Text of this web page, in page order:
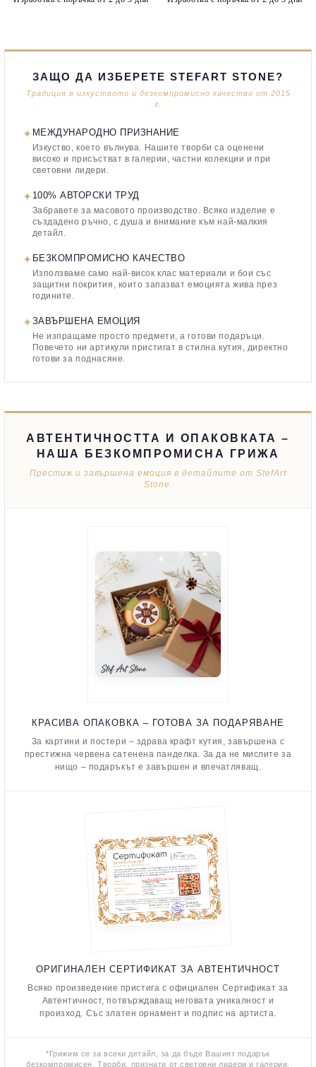
ЗАЩО ДА ИЗБЕРЕТЕ STEFART STONE?
Традиция в изкуството и безкомпромисно качество от 2015
г.
✦ МЕЖДУНАРОДНО ПРИЗНАНИЕ
Изкуство, което вълнува. Нашите творби са оценени
високо и присъстват в галерии, частни колекции и при
световни лидери.
✦ 100% АВТОРСКИ ТРУД
Забравете за масовото производство. Всяко изделие е
създадено ръчно, с душа и внимание към най-малкия
детайл.
✦ БЕЗКОМПРОМИСНО КАЧЕСТВО
Използваме само най-висок клас материали и бои със
защитни покрития, които запазват емоцията жива през
годините.
✦ЗАВЪРШЕНА ЕМОЦИЯ
Не изпращаме просто предмети, а готови подаръци.
Повечето ни артикули пристигат в стилна кутия, директно
готови за поднасяне.
АВТЕНТИЧНОСТТА И ОПАКОВКАТА –
НАША БЕЗКОМПРОМИСНА ГРИЖА
Престиж и завършена емоция в детайлите от StefArt
Stone.
КРАСИВА ОПАКОВКА – ГОТОВА ЗА ПОДАРЯВАНЕ
За картини и постери – здрава крафт кутия, завършена с
престижна червена сатенена панделка. За да не мислите за
нищо – подаръкът е завършен и впечатляващ.
ОРИГИНАЛЕН СЕРТИФИКАТ ЗА АВТЕНТИЧНОСТ
Всяко произведение пристига с официален Сертификат за
Автентичност, потвърждаващ неговата уникалност и
произход. Със златен орнамент и подпис на артиста.
*Грижим се за всеки детайл, за да бъде Вашият подарък
безкомпромисен. Творби, признати от световни лидери и галерии.